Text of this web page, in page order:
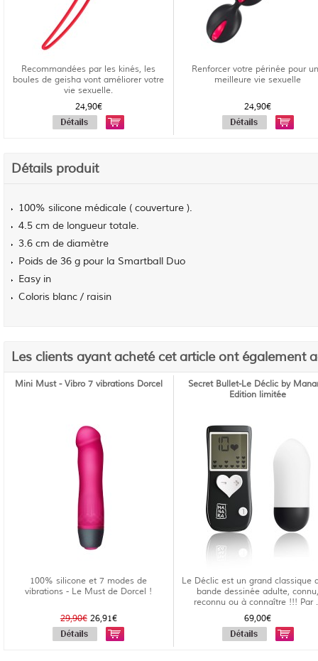
Recommandées par les kinés, les
boules de geisha vont améliorer votre
vie sexuelle.
24,90€
Renforcer votre périnée pour
meilleure vie sexuelle
24,90€
Détails produit
100% silicone médicale ( couverture ).
4.5 cm de longueur totale.
3.6 cm de diamètre
Poids de 36 g pour la Smartball Duo
Easy in
Coloris blanc / raisin
Les clients ayant acheté cet article ont également
Mini Must - Vibro 7 vibrations Dorcel
100% silicone et 7 modes de
vibrations - Le Must de Dorcel !
29,90€26,91€
Secret Bullet-Le Déclic by
Edition limitée
Le Déclic est un grand classique
bande dessinée adulte,
reconnu ou à connaître !!! Par
69,00€